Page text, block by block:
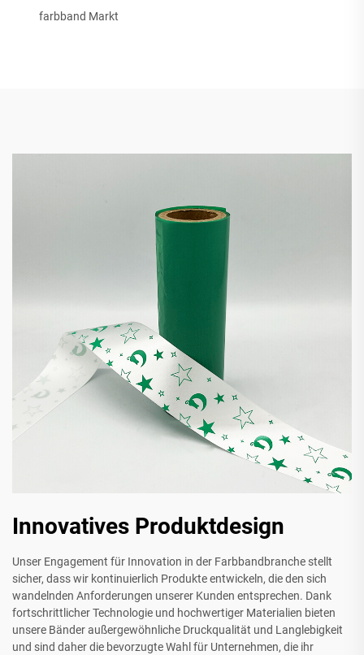
farbband Markt
Innovatives Produktdesign
Unser Engagement für Innovation in der Farbbandbranche stellt
sicher, dass wir kontinuierlich Produkte entwickeln, die den sich
wandelnden Anforderungen unserer Kunden entsprechen. Dank
fortschrittlicher Technologie und hochwertiger Materialien bieten
unsere Bänder außergewöhnliche Druckqualität und Langlebigkeit
und sind daher die bevorzugte Wahl für Unternehmen, die ihr